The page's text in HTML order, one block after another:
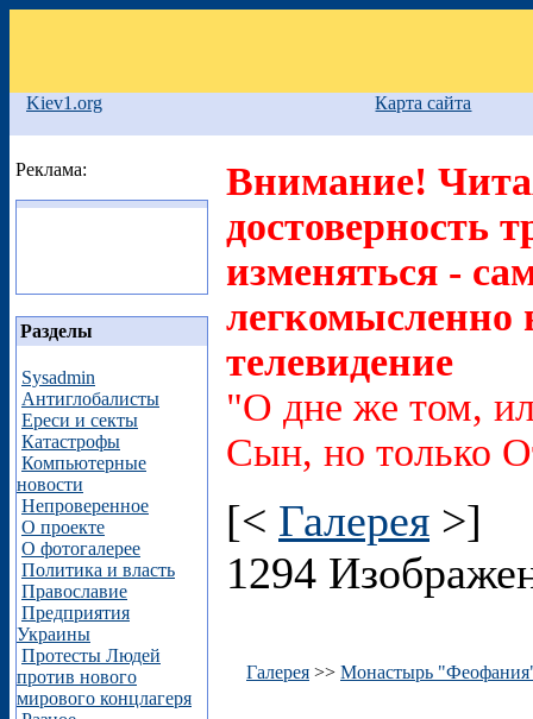
Kiev1.org Карта сайта
Реклама:
Разделы
Sysadmin
Антиглобалисты
Ереси и секты
Катастрофы
Компьютерные
новости
Непроверенное
О проекте
О фотогалерее
Политика и власть
Православие
Предприятия
Украины
Протесты Людей
против нового
мирового концлагеря
Внимание!
достоверность
изменяться -
легкомысленно
телевидение
"О дне же том,
Сын, но только
[< Галерея >]
1294
Галерея >> Монастырь